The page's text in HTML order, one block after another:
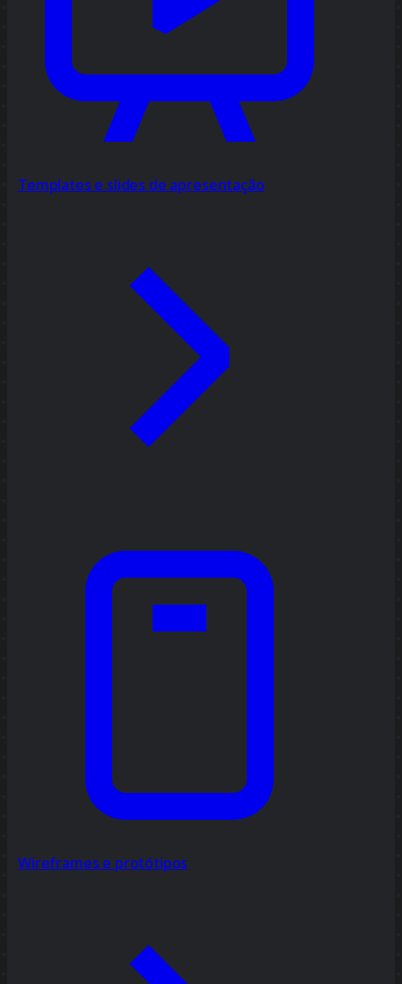
Templates e slides de apresentação
Wireframes e protótipos